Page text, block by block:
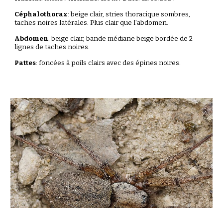
Céphalothorax:beige clair,stries thoracique sombres,
taches noires latérales. Plus clair que l'abdomen.
Abdomen:beige clair, bande médiane beige bordée de 2
lignes de taches noires.
Pattes: foncées à poils clairs avec des épines noires.